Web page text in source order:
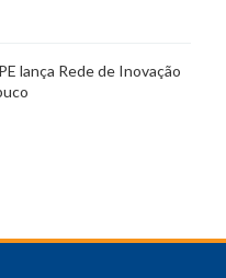
lança Rede de Inovação